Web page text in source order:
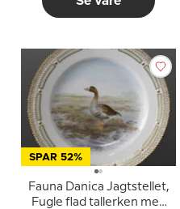
SPAR 52%
Fauna Danica Jagtstellet,
Fugle flad tallerken med